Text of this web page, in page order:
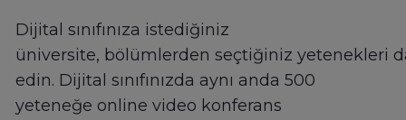
Dijital sınıfınıza istediğiniz
üniversite, bölümlerden seçtiğiniz yetenekleri
edin. Dijital sınıfınızda aynı anda 500
yeteneğe online video konferans